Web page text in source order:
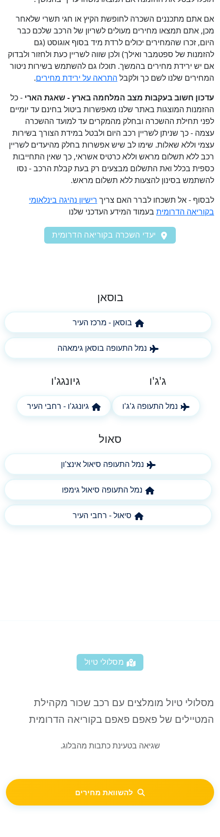
אם אתם מתכננים השכרה לחופשת הקיץ או חגי תשרי שלאחר
מכן, אתם תמצאו מחירים מעולים לשריון של הרכב שלכם כבר
היום, זכרו שהמחירים יכולים לרדת מיד בסוף אוגוסט (גם
להזמנות של ספטמבר ואילך) ולכן שווה לשריין כעת ולחזור ולבדוק
אם יש ירידת מחירים בהמשך. תוכלו גם להשתמש בשירות ניטור
המחירים שלנו לשם כך ולקבל התראה על ירידת מחירים.
עדכון חשוב בעקבות מצב המלחמה בארץ - שאגת הארי - כל
ההזמנות המוצגות באתר שלנו מאפשרות ביטול בחינם עד יומיים
לפני תחילת ההשכרה ובחלק מהמקרים עד למועד ההשכרה
עצמה - כך שניתן לשריין רכב היום ולבטל במידת הצורך בשירות
עצמי וללא שאלות. שימו לב שיש אפשרות בחלק מהיעדים לשריין
רכב ללא תשלום מראש וללא כרטיס אשראי, כך שאין התחייבות
כספית בכלל ואת התשלום מבצעים רק בעת קבלת הרכב - נסו
להשתמש בסינון להצעות ללא תשלום מראש.
לבסוף - אל תשכחו לברר האם צריך רישיון נהיגה בינלאומי
בקוריאה הדרומית בעמוד המידע העדכני שלנו
יעדי השכרה בקוריאה הדרומית
בוסאן
בוסאן - מרכז העיר
נמל התעופה בוסאן גימאהה
ג'ג'ו
נמל התעופה ג'ג'ו
גיונגג'ו
גיונגג'ו - רחבי העיר
סאול
נמל התעופה סיאול אינצ'ון
נמל התעופה סיאול גימפו
סיאול - רחבי העיר
מסלולי טיול
מסלולי טיול מומלצים עם רכב שכור מקהילת
המטיילים של פאפם פאפם בקוריאה הדרומית
שגיאה בטעינת כתבות מהבלוג.
להשוואת מחירים